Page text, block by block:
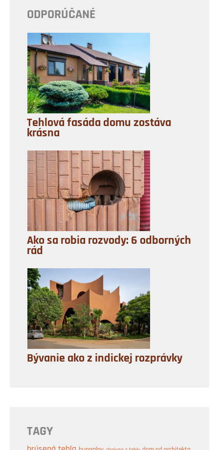
ODPORÚČANÉ
Tehlová fasáda domu zostáva
krásna
Ako sa robia rozvody: 6 odborných
rád
Bývanie ako z indickej rozprávky
TAGY